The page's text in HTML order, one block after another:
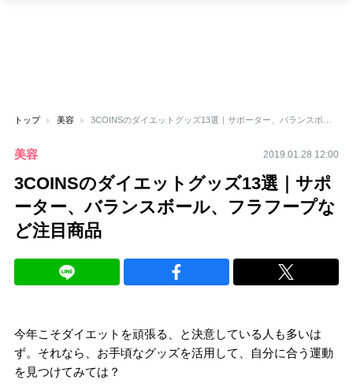
トップ 美容
美容 2019.01.28 12:00
3COINSのダイエットグッズ13選｜サポ
ーター、バランスボール、フラフープな
ど注目商品
今年こそダイエットを頑張る、と決意している人も多いは
ず。それなら、お手頃なグッズを活用して、自分に合う運動
を見つけてみては？